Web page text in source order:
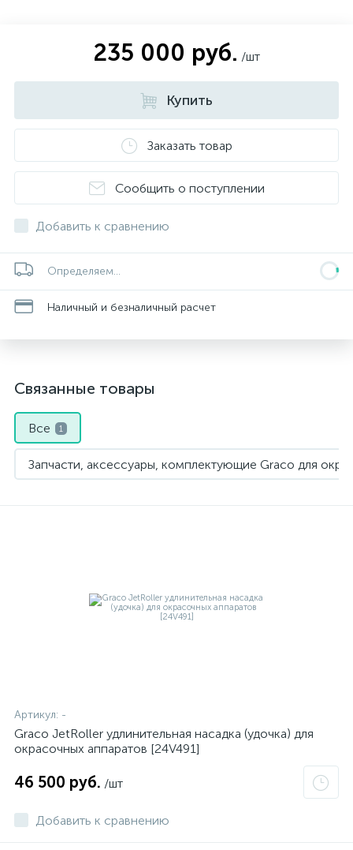
235 000 руб. /шт
Купить
Заказать товар
Сообщить о поступлении
Добавить к сравнению
Определяем...
Наличный и безналичный расчет
Связанные товары
Все 1
Запчасти, аксессуары, комплектующие Graco для
Артикул: -
Graco JetRoller удлинительная насадка (удочка) для
окрасочных аппаратов [24V491]
46 500 руб. /шт
Добавить к сравнению